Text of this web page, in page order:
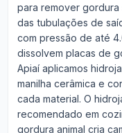
para remover
das tubulações de
com pressão de até
dissolvem placas de
Apiaí aplicamos
manilha cerâmica e
cada material. O
recomendado em
gordura animal cria